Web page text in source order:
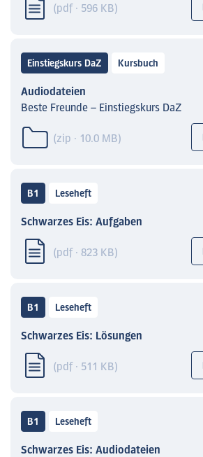
(pdf · 596 KB)
Einstiegskurs DaZ Kursbuch
Audiodateien
Beste Freunde – Einstiegskurs DaZ
(zip · 10.0 MB)
B1 Leseheft
Schwarzes Eis: Aufgaben
(pdf · 823 KB)
B1 Leseheft
Schwarzes Eis: Lösungen
(pdf · 511 KB)
B1 Leseheft
Schwarzes Eis: Audiodateien